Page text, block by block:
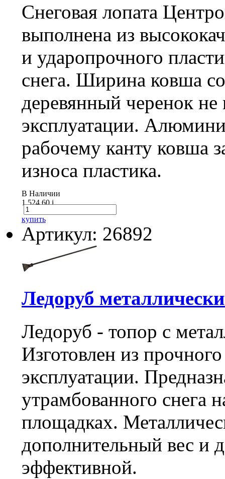
Снеговая лопата
выполнена из
и ударопрочного
снега. Ширина ковша
деревянный черенок не
эксплуатации.
рабочему канту ковша
износа пластика.
В Наличии
1 524.60i
купить
Артикул: 26892
Ледоруб
Ледоруб - топор с
Изготовлен из
эксплуатации.
утрамбованного снега
площадках.
дополнительный вес и
эффективной.